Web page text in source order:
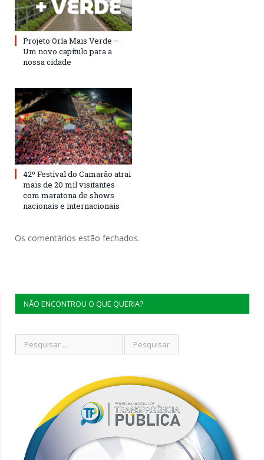
Projeto Orla Mais Verde –
Um novo capítulo para a
nossa cidade
42º Festival do Camarão atrai
mais de 20 mil visitantes
com maratona de shows
nacionais e internacionais
Os comentários estão fechados.
NÃO ENCONTROU O QUE QUERIA?